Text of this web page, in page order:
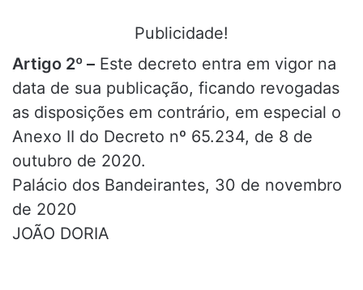
Publicidade!
Artigo 2º – Este decreto entra em vigor na
data de sua publicação, ficando revogadas
as disposições em contrário, em especial o
Anexo II do Decreto nº 65.234, de 8 de
outubro de 2020.
Palácio dos Bandeirantes, 30 de novembro
de 2020
JOÃO DORIA